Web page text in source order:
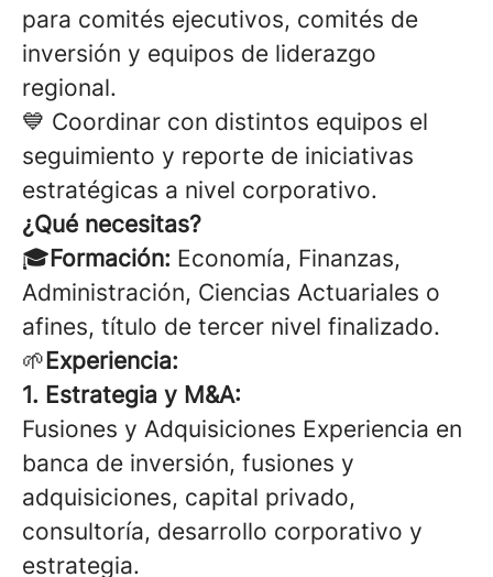
para comités ejecutivos, comités de
inversión y equipos de liderazgo
regional.
💙 Coordinar con distintos equipos el
seguimiento y reporte de iniciativas
estratégicas a nivel corporativo.
¿Qué necesitas?
🎓Formación: Economía, Finanzas,
Administración, Ciencias Actuariales o
afines, título de tercer nivel finalizado.
🌱Experiencia:
1. Estrategia y M&A:
Fusiones y Adquisiciones Experiencia en
banca de inversión, fusiones y
adquisiciones, capital privado,
consultoría, desarrollo corporativo y
estrategia.